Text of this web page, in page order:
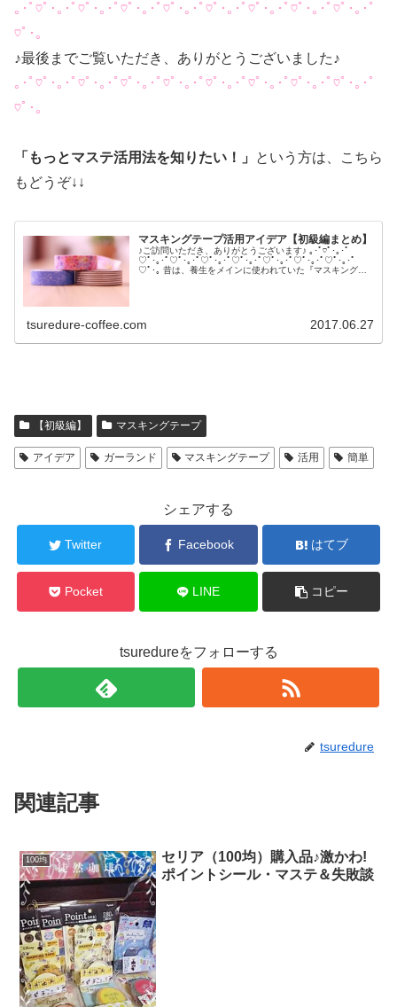
｡･ﾟ♡ﾟ･｡･ﾟ♡ﾟ･｡･ﾟ♡ﾟ･｡･ﾟ♡ﾟ･｡･ﾟ♡ﾟ･｡･ﾟ♡ﾟ･｡･ﾟ♡ﾟ･｡･ﾟ♡ﾟ･｡･ﾟ
♡ﾟ･｡
♪最後までご覧いただき、ありがとうございました♪
｡･ﾟ♡ﾟ･｡･ﾟ♡ﾟ･｡･ﾟ♡ﾟ･｡･ﾟ♡ﾟ･｡･ﾟ♡ﾟ･｡･ﾟ♡ﾟ･｡･ﾟ♡ﾟ･｡･ﾟ♡ﾟ･｡･ﾟ
♡ﾟ･｡
「もっとマステ活用法を知りたい！」
という方は、こちら
もどうぞ↓↓
マスキングテープ活用アイデア【初級編まとめ】
♪ご訪問いただき、ありがとうございます♪ ｡･ﾟ♡ﾟ･｡･ﾟ
♡ﾟ･｡･ﾟ♡ﾟ･｡･ﾟ♡ﾟ･｡･ﾟ♡ﾟ･｡･ﾟ♡ﾟ･｡･ﾟ♡ﾟ･｡･ﾟ♡ﾟ･｡･ﾟ
♡ﾟ･｡ 昔は、養生をメインに使われていた『マスキングテ
tsuredure-coffee.com 2017.06.27
【初級編】 マスキングテープ
アイデア ガーランド マスキングテープ 活用 簡単
シェアする
Twitter Facebook はてブ
Pocket LINE コピー
tsuredureをフォローする
tsuredure
関連記事
100均
セリア（100均）購入品♪激かわ!
ポイントシール・マステ＆失敗談